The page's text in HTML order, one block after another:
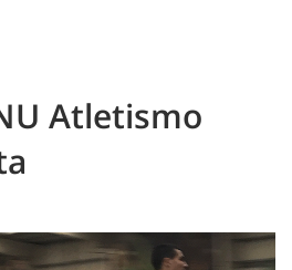
Atletismo